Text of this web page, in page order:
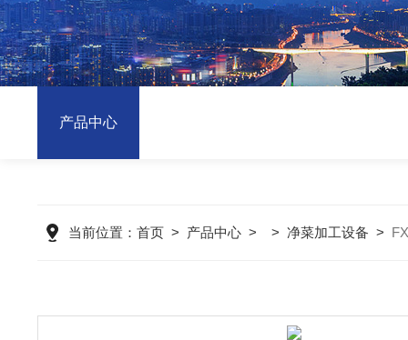
产品中心
当前位置： 首页> 产品中心> > 净菜加工设备 >